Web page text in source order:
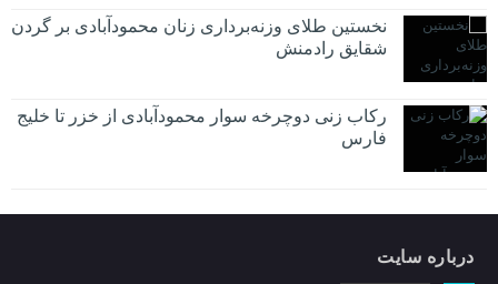
نخستین طلای وزنه‌برداری زنان محمودآبادی بر گردن
شقایق رادمنش
رکاب زنی دوچرخه سوار محمودآبادی از خزر تا خلیج
فارس
درباره سایت